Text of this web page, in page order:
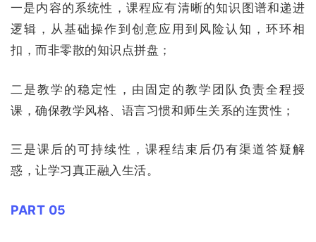
一是内容的系统性，课程应有清晰的知识图谱和递进
逻辑，从基础操作到创意应用到风险认知，环环相
扣，而非零散的知识点拼盘；
二是教学的稳定性，由固定的教学团队负责全程授
课，确保教学风格、语言习惯和师生关系的连贯性；
三是课后的可持续性，课程结束后仍有渠道答疑解
惑，让学习真正融入生活。
PART 05